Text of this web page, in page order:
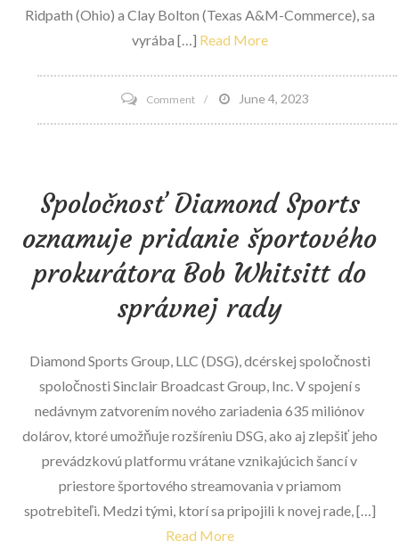
Ridpath (Ohio) a Clay Bolton (Texas A&M-Commerce), sa
vyrába […] Read More
Commenton
Journal
Consonds
Editor
Review
Board
June 4, 2023
Spoločnosť Diamond Sports
oznamuje pridanie športového
prokurátora Bob Whitsitt do
správnej rady
Diamond Sports Group, LLC (DSG), dcérskej spoločnosti
spoločnosti Sinclair Broadcast Group, Inc. V spojení s
nedávnym zatvorením nového zariadenia 635 miliónov
dolárov, ktoré umožňuje rozšíreniu DSG, ako aj zlepšiť jeho
prevádzkovú platformu vrátane vznikajúcich šancí v
priestore športového streamovania v priamom
spotrebiteľi. Medzi tými, ktorí sa pripojili k novej rade, […]
Read More